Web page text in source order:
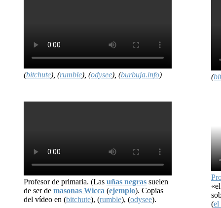
(bitchute), (rumble), (odysee), (burbuja.info) (
Profesor de primaria. (Las uñas negras suelen
de ser de masonas Wicca (ejemplo). Copias
del vídeo en (bitchute), (rumble), (odysee)​.
(el